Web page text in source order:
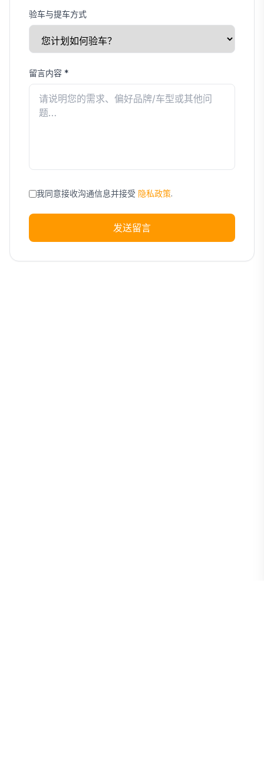
验车与提车方式
留言内容 *
我同意接收沟通信息并接受 隐私政策.
发送留言